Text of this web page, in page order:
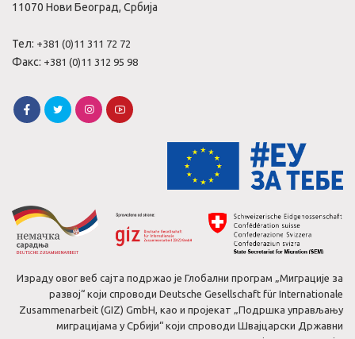
11070 Нови Београд, Србија
Тел: +381 (0)11 311 72 72
Факс: +381 (0)11 312 95 98
Израду овог веб сајта подржао је Глобални програм „Миграције за
развој“ који спроводи Deutsche Gesellschaft für Internationale
Zusammenarbeit (GIZ) GmbH, као и пројекат „Подршка управљању
миграцијама у Србији“ који спроводи Швајцарски Државни